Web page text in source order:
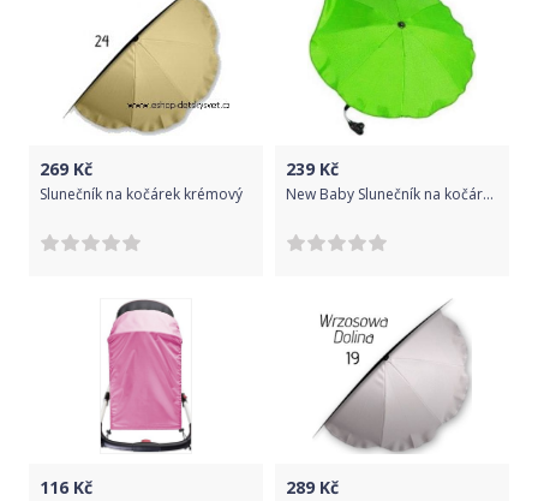
269 Kč
Slunečník na kočárek krémový
239 Kč
New Baby Slunečník na kočárek zelený
116 Kč 289 Kč